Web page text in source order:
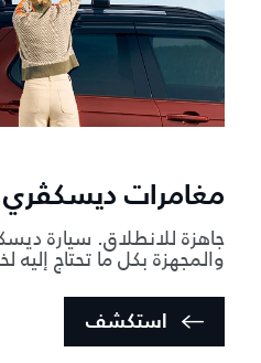
مغامرات ديسكڤري
جاهزة للانطلاق. سيارة
والمجهزة بكل ما تحتاج إليه
استكشف